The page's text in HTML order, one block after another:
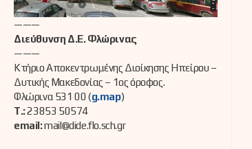
———
Διεύθυνση Δ.Ε. Φλώρινας
———
Κτήριο Αποκεντρωμένης Διοίκησης Ηπείρου –
Δυτικής Μακεδονίας – 1ος όροφος.
Φλώρινα 531 00 (g.map)
Τ.:23853 50574
email:mail@dide.flo.sch.gr